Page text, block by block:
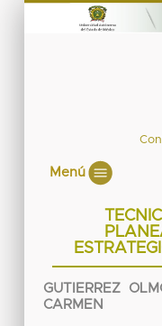
Menú
GUTIERREZ
CARMEN